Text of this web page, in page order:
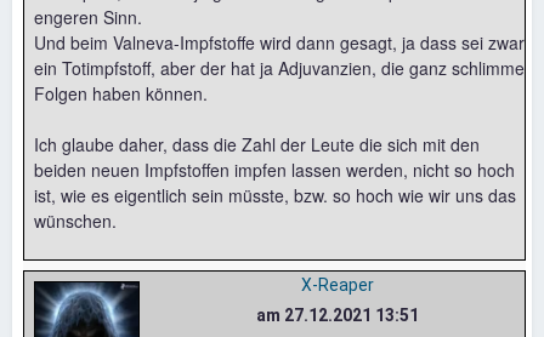
engeren Sinn.
Und beim Valneva-Impfstoffe wird dann gesagt, ja dass sei zwar
ein Totimpfstoff, aber der hat ja Adjuvanzien, die ganz schlimme
Folgen haben können.
Ich glaube daher, dass die Zahl der Leute die sich mit den
beiden neuen Impfstoffen impfen lassen werden, nicht so hoch
ist, wie es eigentlich sein müsste, bzw. so hoch wie wir uns das
wünschen.
X-Reaper
am 27.12.2021 13:51